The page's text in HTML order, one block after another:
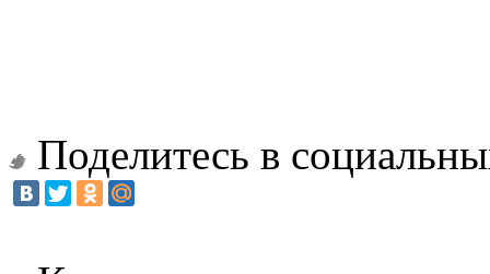
Поделитесь в